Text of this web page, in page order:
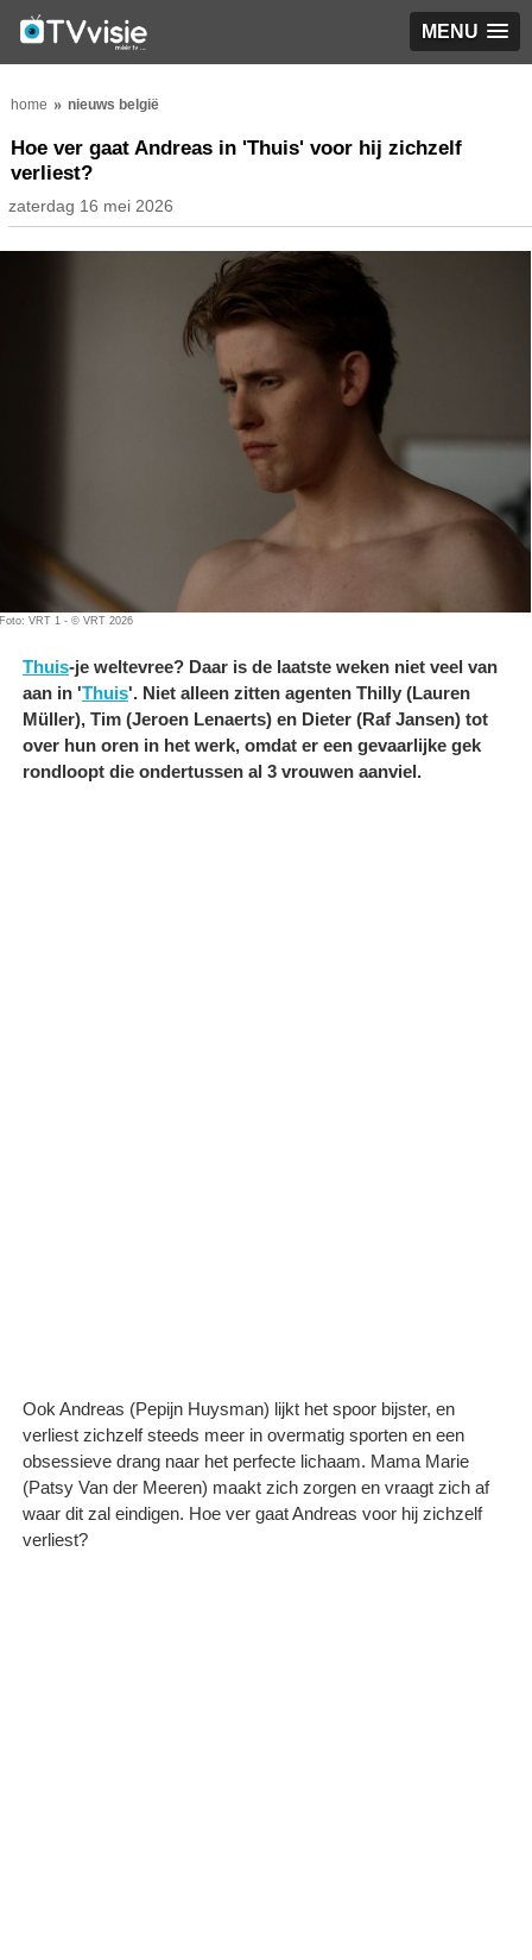
MENU
home nieuws belgië
Hoe ver gaat Andreas in 'Thuis' voor hij zichzelf
verliest?
zaterdag 16 mei 2026
Foto: VRT 1 - © VRT 2026
Thuis-je weltevree? Daar is de laatste weken niet veel van
aan in 'Thuis'. Niet alleen zitten agenten Thilly (Lauren
Müller), Tim (Jeroen Lenaerts) en Dieter (Raf Jansen) tot
over hun oren in het werk, omdat er een gevaarlijke gek
rondloopt die ondertussen al 3 vrouwen aanviel.
Ook Andreas (Pepijn Huysman) lijkt het spoor bijster, en
verliest zichzelf steeds meer in overmatig sporten en een
obsessieve drang naar het perfecte lichaam. Mama Marie
(Patsy Van der Meeren) maakt zich zorgen en vraagt zich af
waar dit zal eindigen. Hoe ver gaat Andreas voor hij zichzelf
verliest?